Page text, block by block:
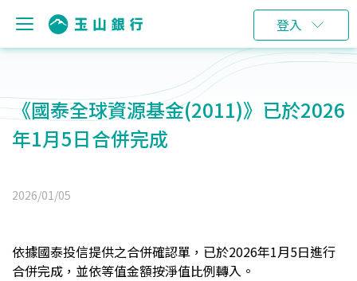
登入
《國泰全球資源基金(2011)》已於2026
年1月5日合併完成
2026/01/05
依據國泰投信提供之合併確認單，已於2026年1月5日進行
合併完成， 並依等值金額按淨值比例轉入。